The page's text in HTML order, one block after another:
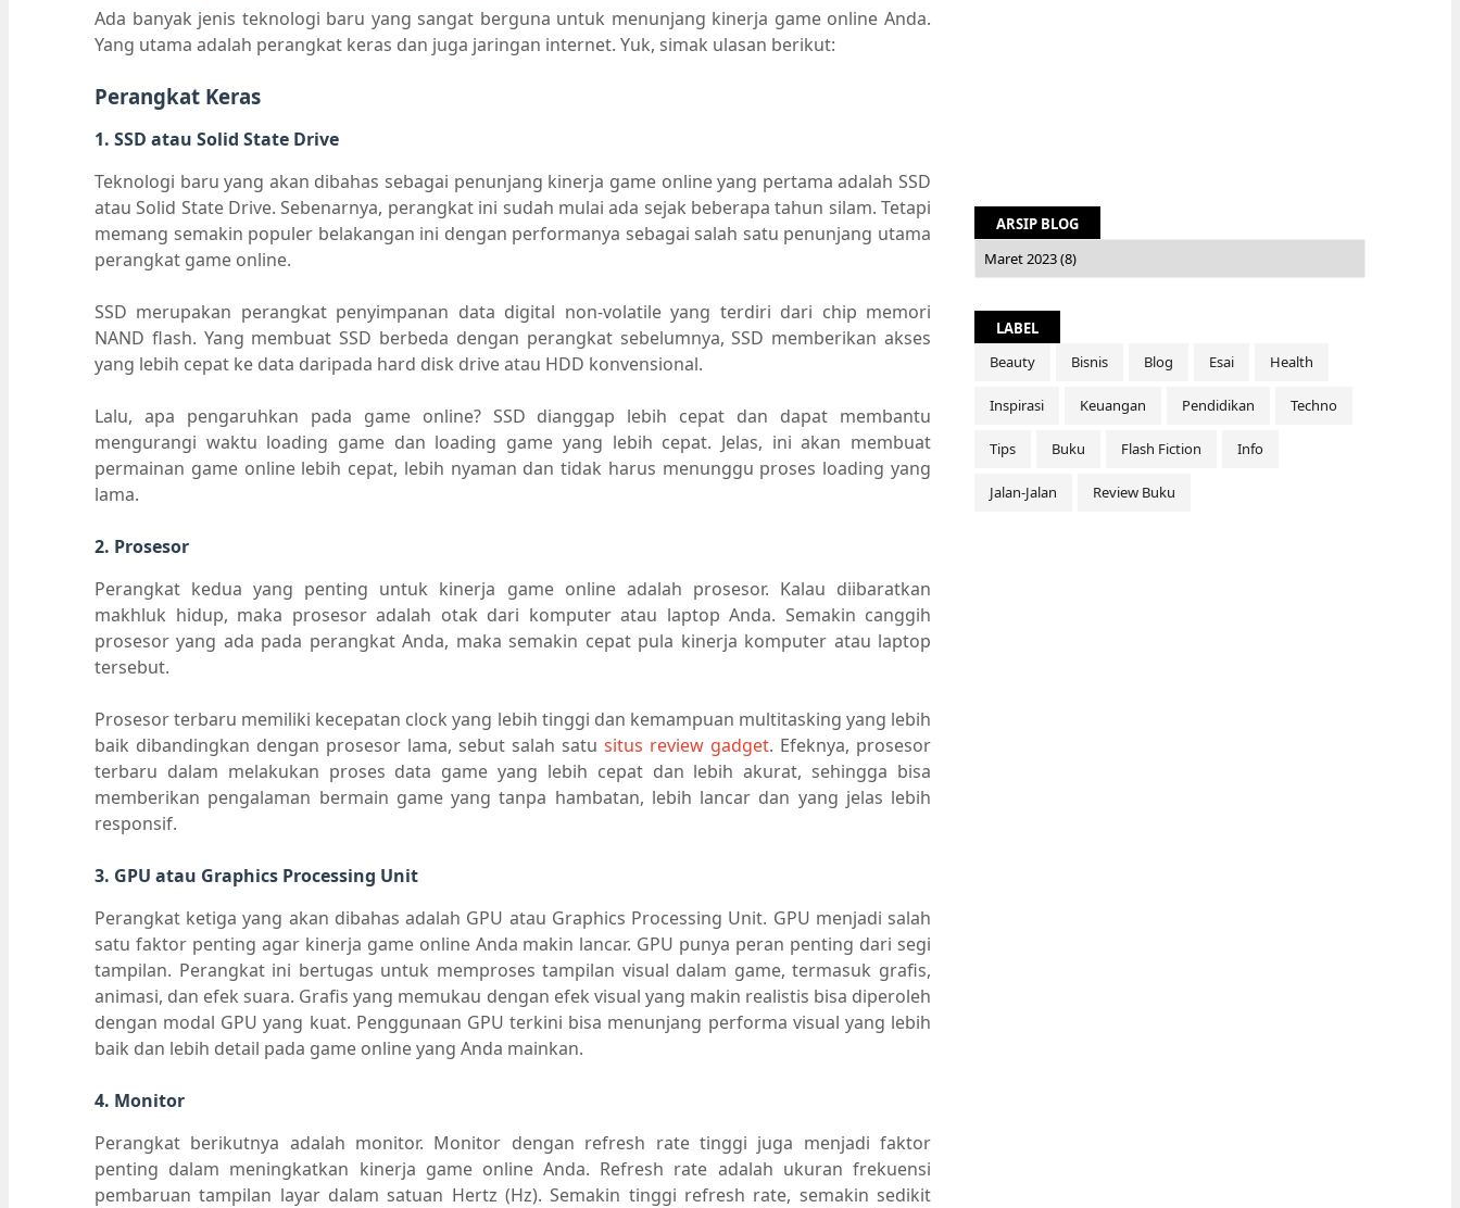
Ada banyak jenis teknologi baru yang sangat berguna untuk menunjang kinerja game online Anda.
Yang utama adalah perangkat keras dan juga jaringan internet. Yuk, simak ulasan berikut:
Perangkat Keras
1. SSD atau Solid State Drive
Teknologi baru yang akan dibahas sebagai penunjang kinerja game online yang pertama adalah SSD
atau Solid State Drive. Sebenarnya, perangkat ini sudah mulai ada sejak beberapa tahun silam. Tetapi
memang semakin populer belakangan ini dengan performanya sebagai salah satu penunjang utama
perangkat game online.
SSD merupakan perangkat penyimpanan data digital non-volatile yang terdiri dari chip memori
NAND flash. Yang membuat SSD berbeda dengan perangkat sebelumnya, SSD memberikan akses
yang lebih cepat ke data daripada hard disk drive atau HDD konvensional.
Lalu, apa pengaruhkan pada game online? SSD dianggap lebih cepat dan dapat membantu
mengurangi waktu loading game dan loading game yang lebih cepat. Jelas, ini akan membuat
permainan game online lebih cepat, lebih nyaman dan tidak harus menunggu proses loading yang
lama.
2. Prosesor
Perangkat kedua yang penting untuk kinerja game online adalah prosesor. Kalau diibaratkan
makhluk hidup, maka prosesor adalah otak dari komputer atau laptop Anda. Semakin canggih
prosesor yang ada pada perangkat Anda, maka semakin cepat pula kinerja komputer atau laptop
tersebut.
Prosesor terbaru memiliki kecepatan clock yang lebih tinggi dan kemampuan multitasking yang lebih
baik dibandingkan dengan prosesor lama, sebut salah satu situs review gadget. Efeknya, prosesor
terbaru dalam melakukan proses data game yang lebih cepat dan lebih akurat, sehingga bisa
memberikan pengalaman bermain game yang tanpa hambatan, lebih lancar dan yang jelas lebih
responsif.
3. GPU atau Graphics Processing Unit
Perangkat ketiga yang akan dibahas adalah GPU atau Graphics Processing Unit. GPU menjadi salah
satu faktor penting agar kinerja game online Anda makin lancar. GPU punya peran penting dari segi
tampilan. Perangkat ini bertugas untuk memproses tampilan visual dalam game, termasuk grafis,
animasi, dan efek suara. Grafis yang memukau dengan efek visual yang makin realistis bisa diperoleh
dengan modal GPU yang kuat. Penggunaan GPU terkini bisa menunjang performa visual yang lebih
baik dan lebih detail pada game online yang Anda mainkan.
4. Monitor
Perangkat berikutnya adalah monitor. Monitor dengan refresh rate tinggi juga menjadi faktor
penting dalam meningkatkan kinerja game online Anda. Refresh rate adalah ukuran frekuensi
pembaruan tampilan layar dalam satuan Hertz (Hz). Semakin tinggi refresh rate, semakin sedikit
ARSIP BLOG
LABEL
Beauty
Bisnis Blog Esai Health
Inspirasi Keuangan Pendidikan Techno
Tips Buku Flash Fiction Info
Jalan-Jalan Review Buku